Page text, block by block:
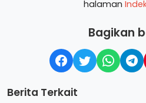
halaman
Bagikan
Berita Terkait